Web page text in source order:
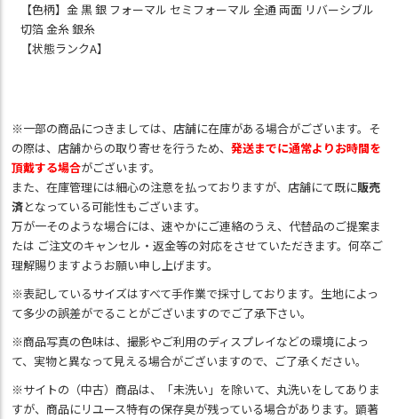
【色柄】金 黒 銀 フォーマル セミフォーマル 全通 両面 リバーシブル
切箔 金糸 銀糸
【状態ランクA】
※一部の商品につきましては、店舗に在庫がある場合がございます。そ
の際は、店舗からの取り寄せを行うため、発送までに通常よりお時間を
頂戴する場合がございます。
また、在庫管理には細心の注意を払っておりますが、店舗にて既に販売
済となっている可能性もございます。
万が一そのような場合には、速やかにご連絡のうえ、代替品のご提案ま
たは ご注文のキャンセル・返金等の対応をさせていただきます。何卒ご
理解賜りますようお願い申し上げます。
※表記しているサイズはすべて手作業で採寸しております。生地によっ
て多少の誤差がでることがございますのでご了承下さい。
※商品写真の色味は、撮影やご利用のディスプレイなどの環境によっ
て、実物と異なって見える場合がございますので、ご了承ください。
※サイトの（中古）商品は、「未洗い」を除いて、丸洗いをしてありま
すが、商品にリユース特有の保存臭が残っている場合があります。顕著